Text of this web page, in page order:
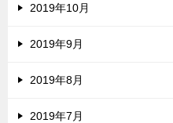
2019年10月
2019年9月
2019年8月
2019年7月